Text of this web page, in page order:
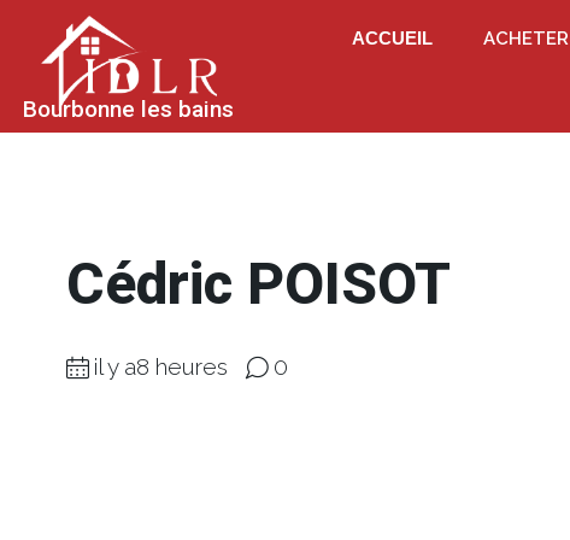
Bourbonne les bains
ACCUEIL ACHETER
Cédric POISOT
il y a8 heures 0